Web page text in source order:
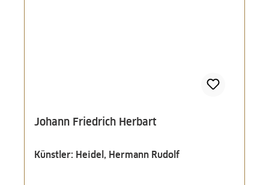
Johann Friedrich Herbart
Künstler: Heidel, Hermann Rudolf